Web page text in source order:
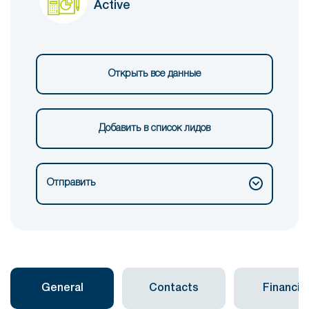
Active
Открыть все данные
Добавить в список лидов
Отправить
General Contacts Financial